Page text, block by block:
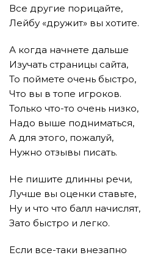
Все другие порицайте,
Лейбу «дружит» вы хотите.
А когда начнете дальше
Изучать страницы сайта,
То поймете очень быстро,
Что вы в топе игроков.
Только что-то очень низко,
Надо выше подниматься,
А для этого, пожалуй,
Нужно отзывы писать.
Не пишите длинны речи,
Лучше вы оценки ставьте,
Ну и что что балл начислят,
Зато быстро и легко.
Если все-таки внезапно